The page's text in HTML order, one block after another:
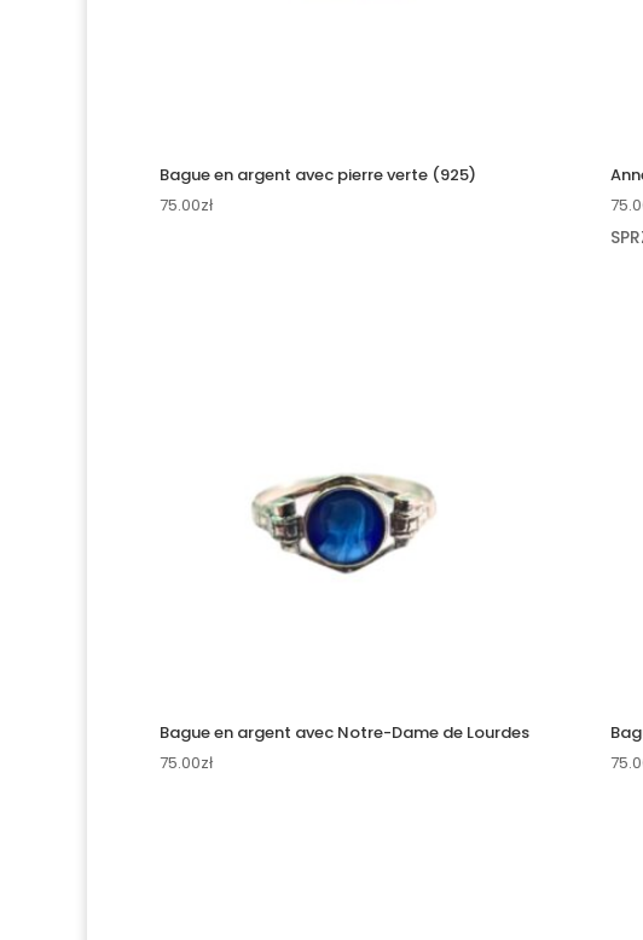
Bague en argent avec pierre verte (925)
75.00zł
Bague en argent avec Notre-Dame de Lourdes
75.00zł